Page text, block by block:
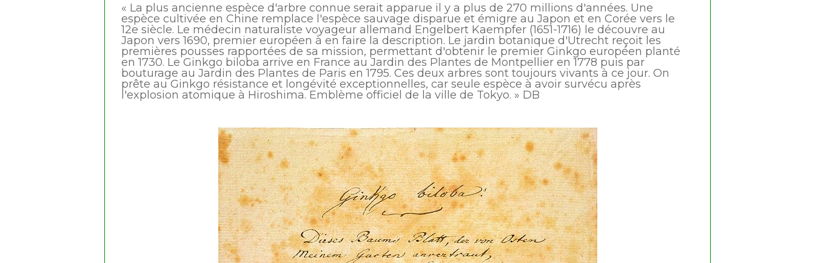
« La plus ancienne espèce d'arbre connue serait apparue il y a plus de 270 millions d'années. Une
espèce cultivée en Chine remplace l'espèce sauvage disparue et émigre au Japon et en Corée vers le
12e siècle. Le médecin naturaliste voyageur allemand Engelbert Kaempfer (1651-1716) le découvre au
Japon vers 1690, premier européen à en faire la description. Le jardin botanique d'Utrecht reçoit les
premières pousses rapportées de sa mission, permettant d'obtenir le premier Ginkgo européen planté
en 1730. Le Ginkgo biloba arrive en France au Jardin des Plantes de Montpellier en 1778 puis par
bouturage au Jardin des Plantes de Paris en 1795. Ces deux arbres sont toujours vivants à ce jour. On
prête au Ginkgo résistance et longévité exceptionnelles, car seule espèce à avoir survécu après
l'explosion atomique à Hiroshima. Emblème officiel de la ville de Tokyo. » DB